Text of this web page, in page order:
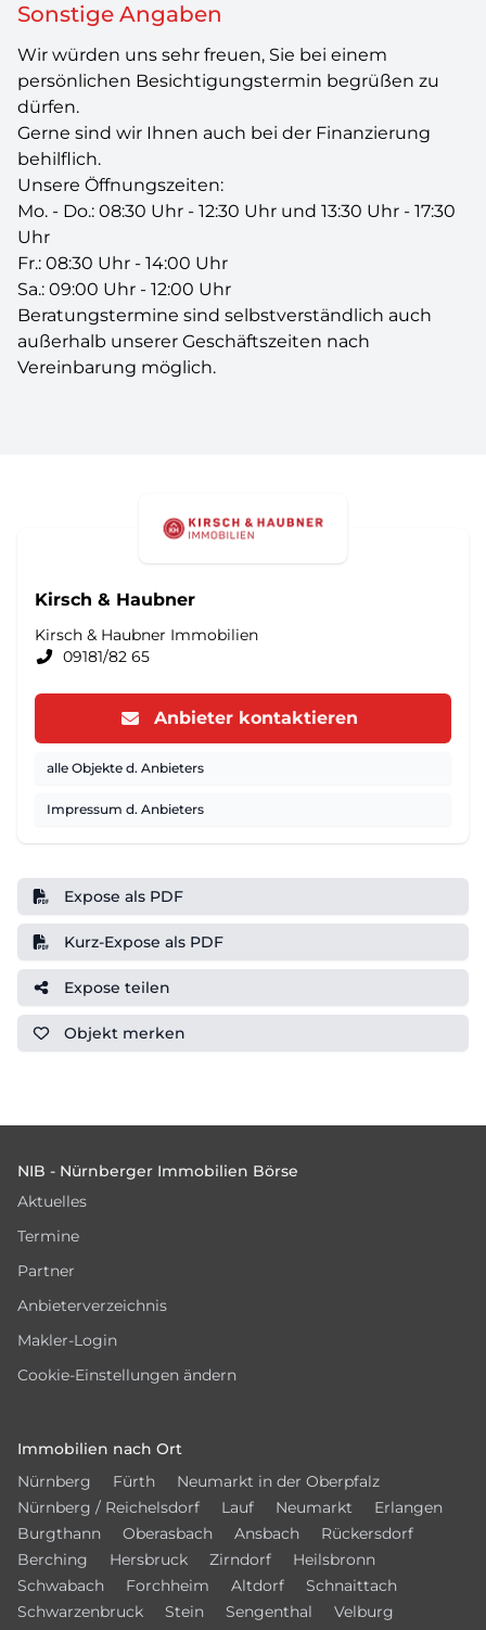
Sonstige Angaben
Wir würden uns sehr freuen, Sie bei einem
persönlichen Besichtigungstermin begrüßen zu
dürfen.
Gerne sind wir Ihnen auch bei der Finanzierung
behilflich.
Unsere Öffnungszeiten:
Mo. - Do.: 08:30 Uhr - 12:30 Uhr und 13:30 Uhr - 17:30
Uhr
Fr.: 08:30 Uhr - 14:00 Uhr
Sa.: 09:00 Uhr - 12:00 Uhr
Beratungstermine sind selbstverständlich auch
außerhalb unserer Geschäftszeiten nach
Vereinbarung möglich.
Kirsch & Haubner
Kirsch & Haubner Immobilien
09181/82 65
Anbieter kontaktieren
alle Objekte d. Anbieters
Impressum d. Anbieters
Expose als PDF
Kurz-Expose als PDF
Expose teilen
Objekt merken
NIB - Nürnberger Immobilien Börse
Aktuelles
Termine
Partner
Anbieterverzeichnis
Makler-Login
Cookie-Einstellungen ändern
Immobilien nach Ort
Nürnberg
Fürth
Neumarkt in der Oberpfalz
Nürnberg / Reichelsdorf
Lauf Neumarkt
Erlangen
Burgthann
Oberasbach Ansbach
Rückersdorf
Berching
Hersbruck Zirndorf
Heilsbronn
Schwabach
Forchheim Altdorf
Schnaittach
Schwarzenbruck
Stein Sengenthal
Velburg